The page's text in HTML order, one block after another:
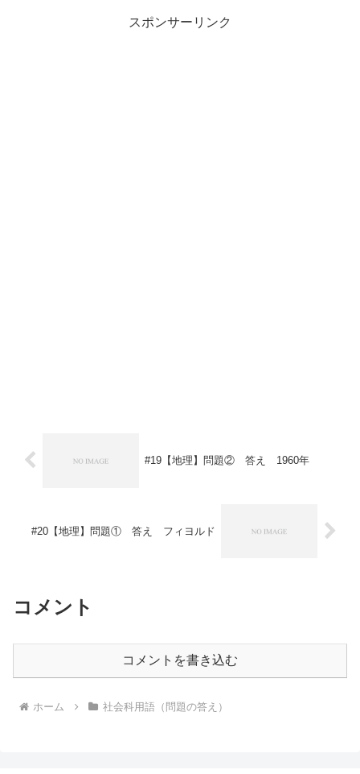
スポンサーリンク
#19【地理】問題② 答え 1960年
#20【地理】問題① 答え フィヨルド
コメント
コメントを書き込む
ホーム 社会科用語（問題の答え）